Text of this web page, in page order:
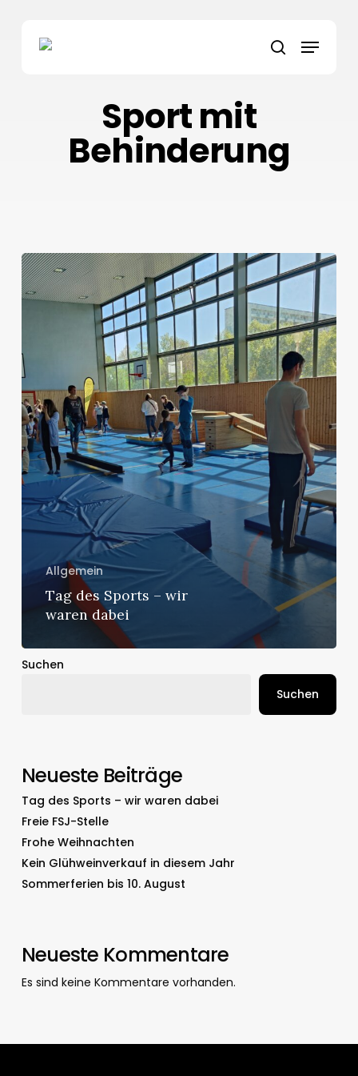
search
Menu
Sport mit
Behinderung
Allgemein
Tag des Sports – wir
waren dabei
Suchen
Suchen
Neueste Beiträge
Tag des Sports – wir waren dabei
Freie FSJ-Stelle
Frohe Weihnachten
Kein Glühweinverkauf in diesem Jahr
Sommerferien bis 10. August
Neueste Kommentare
Es sind keine Kommentare vorhanden.